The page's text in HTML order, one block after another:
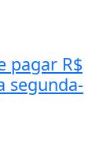
pagar R$
segunda-